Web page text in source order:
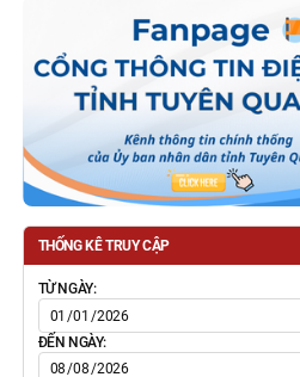
THỐNG KÊ TRUY CẬP
TỪ NGÀY:
ĐẾN NGÀY: